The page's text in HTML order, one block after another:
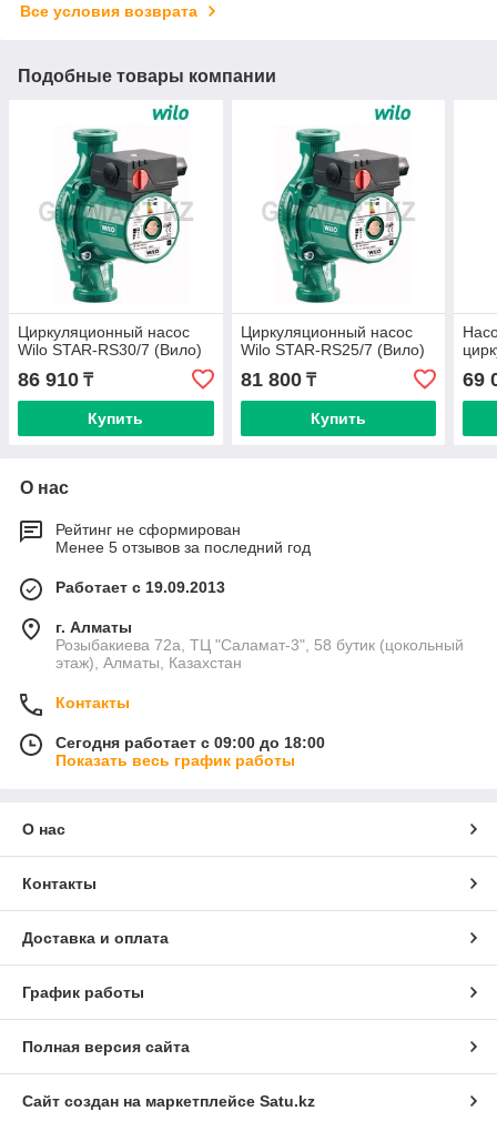
Все условия возврата
Подобные товары компании
Циркуляционный насос
Wilo STAR-RS30/7 (Вило)
86 910 ₸
Купить
Циркуляционный насос
Wilo STAR-RS25/7 (Вило)
81 800₸
Купить
69
О нас
Рейтинг не сформирован
Менее 5 отзывов за последний год
Работает с 19.09.2013
г. Алматы
Розыбакиева 72а, ТЦ "Саламат-3", 58 бутик (цокольный
этаж), Алматы, Казахстан
Контакты
Сегодня работает с 09:00 до 18:00
Показать весь график работы
О нас
Контакты
Доставка и оплата
График работы
Полная версия сайта
Сайт создан на маркетплейсе Satu.kz